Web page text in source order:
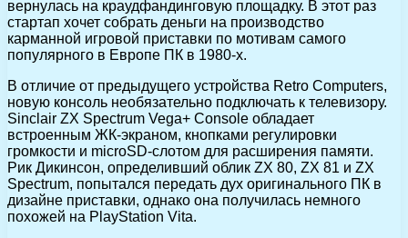
вернулась на краудфандинговую площадку. В этот раз
стартап хочет собрать деньги на производство
карманной игровой приставки по мотивам самого
популярного в Европе ПК в 1980-х.
В отличие от предыдущего устройства Retro Computers,
новую консоль необязательно подключать к телевизору.
Sinclair ZX Spectrum Vega+ Console обладает
встроенным ЖК-экраном, кнопками регулировки
громкости и microSD-слотом для расширения памяти.
Рик Дикинсон, определивший облик ZX 80, ZX 81 и ZX
Spectrum, попытался передать дух оригинального ПК в
дизайне приставки, однако она получилась немного
похожей на PlayStation Vita.